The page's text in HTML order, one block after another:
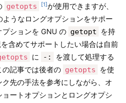
getopts 1 が使用できますが、
ようなロングオプションをサポー
プションを GNU の getopt
を持
含めてサポートしたい場合は自前
に -:
を渡して処理する
記事では後者の getopts
を使
先の手法を参考にしながら、オ
ートオプションとロングオプシ